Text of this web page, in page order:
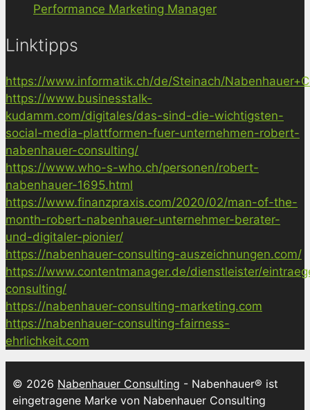
Performance Marketing Manager
Linktipps
https://www.informatik.ch/de/Steinach/
https://www.businesstalk-
kudamm.com/digitales/das-sind-die-wichtigsten-
social-media-plattformen-fuer-unternehmen-robert-
nabenhauer-consulting/
https://www.who-s-who.ch/personen/robert-
nabenhauer-1695.html
https://www.finanzpraxis.com/2020/02/man-of-the-
month-robert-nabenhauer-unternehmer-berater-
und-digitaler-pionier/
https://nabenhauer-consulting-auszeichnungen.com/
https://www.contentmanager.de/dienstleister/
consulting/
https://nabenhauer-consulting-marketing.com
https://nabenhauer-consulting-fairness-
ehrlichkeit.com
© 2026 Nabenhauer Consulting - Nabenhauer® ist
eingetragene Marke von Nabenhauer Consulting